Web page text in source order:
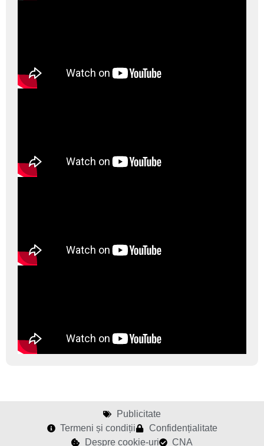
Publicitate
Termeni și condiții
Confidențialitate
Despre cookie-uri
CNA